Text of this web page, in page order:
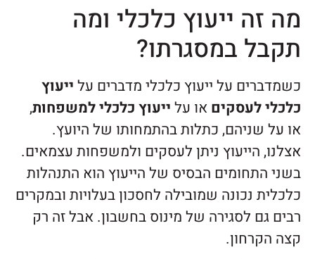
מה זה ייעוץ כלכלי ומה
תקבל במסגרתו?
כשמדברים על ייעוץ כלכלי מדברים עלייעוץ
כלכלי לעסקיםאו עלייעוץ כלכלי למשפחות,
או על שניהם, כתלות בהתמחותו של היועץ.
אצלנו, הייעוץ ניתן לעסקים ולמשפחות עצמאים.
בשני התחומים הבסיס של הייעוץ הוא התנהלות
כלכלית נכונה שמובילה לחסכון בעלויות ובמקרים
רבים גם לסגירה של מינוס בחשבון. אבל זה רק
קצה הקרחון.